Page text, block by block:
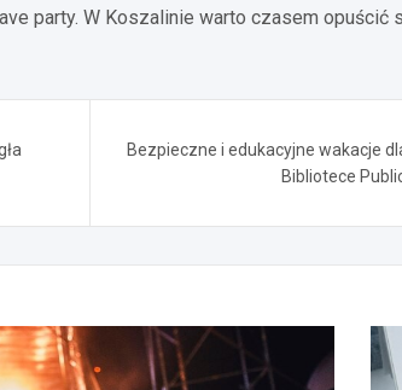
party. W Koszalinie warto czasem opuścić
Bezpieczne i edukacyjne wakacje
Bibliotece